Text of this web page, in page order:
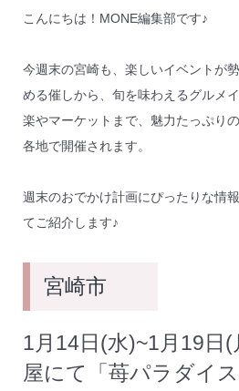
こんにちは！MONE編集部です♪
今週末の宮崎も、楽しいイベントが
める催しから、旬を味わえるグルメ
楽やマーケットまで、魅力たっぷり
各地で開催されます。
週末のおでかけ計画にぴったりな情
てご紹介します♪
宮崎市
1月14日(水)~1月19日(
屋にて「苺パラダイス